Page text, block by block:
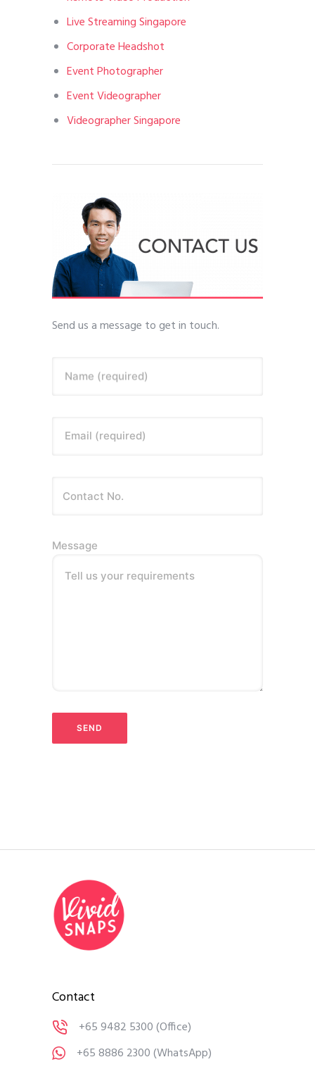
Live Streaming Singapore
Corporate Headshot
Event Photographer
Event Videographer
Videographer Singapore
Send us a message to get in touch.
Name (required)
Email (required)
Message
Tell us your requirements
Contact
+65 9482 5300(Office)
+65 8886 2300(WhatsApp)